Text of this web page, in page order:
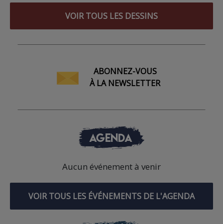
VOIR TOUS LES DESSINS
ABONNEZ-VOUS
À LA NEWSLETTER
AGENDA
Aucun événement à venir
VOIR TOUS LES ÉVÉNEMENTS DE L'AGENDA